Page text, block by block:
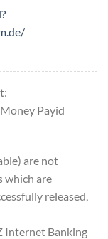
Payid
are not
which are
released,
Internet Banking